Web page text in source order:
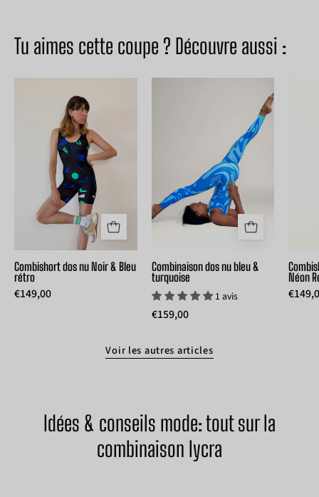
Tu aimes cette coupe ? Découvre aussi :
en
combi
short
lycra
dos
nu
noir
et
bleu
rétro
Combishort dos nu Noir & Bleu
rétro
€149,00
coloré
en
combinaison
lycra
recyclé
UJŌ,
en
de
Combinaison dos nu bleu &
turquoise
1 avis
€159,00
Néon
Voir les autres articles
Idées & conseils mode: tout sur la
combinaison lycra